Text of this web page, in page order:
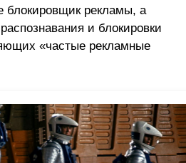
блокировщик рекламы, а
и блокировки
«частые рекламные